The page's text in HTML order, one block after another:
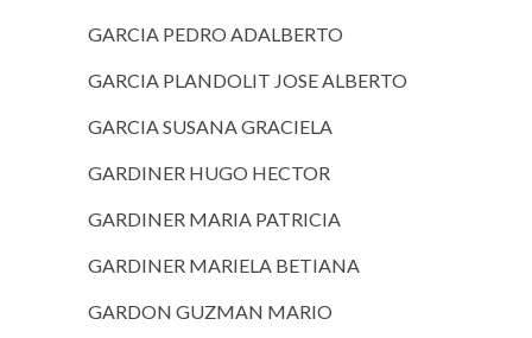
GARCIA PEDRO ADALBERTO
GARCIA PLANDOLIT JOSE ALBERTO
GARCIA SUSANA GRACIELA
GARDINER HUGO HECTOR
GARDINER MARIA PATRICIA
GARDINER MARIELA BETIANA
GARDON GUZMAN MARIO